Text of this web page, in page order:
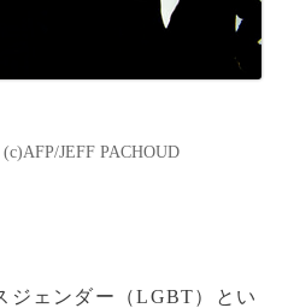
JEFF PACHOUD
ジェンダー（LGBT）とい